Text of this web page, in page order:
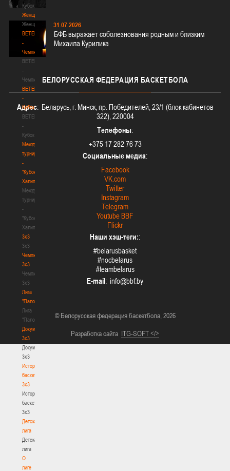
Кубок
Женщины
Женщины
BETERA
-
Чемпионат
BETERA
-
Чемпионат
BETERA
-
Кубок
BETERA
-
Кубок
Международный
турнир
-
"Кубок
Халипского"
Международный
турнир
-
"Кубок
Халипского"
3x3
3x3
Чемпионат
3х3
Чемпионат
3х3
Лига
"Палова"
Лига
"Палова"
Документы
3х3
Документы
3х3
История
баскетбола
3х3
История
баскетбола
3х3
Детская
лига
Детская
лига
О
лиге
31.07.2026
БФБ выражает соболезнования родным и близким
Михаила Курилика
БЕЛОРУССКАЯ ФЕДЕРАЦИЯ БАСКЕТБОЛА
Адрес: Беларусь, г. Минск, пр. Победителей, 23/1 (блок кабинетов
322), 220004
Телефоны:
+375 17 282 76 73
Социальные медиа:
Facebook
VK.com
Twitter
Instagram
Telegram
Youtube BBF
Flickr
Наши хэш-теги::
#belarusbasket
#nocbelarus
#teambelarus
E-mail:
© Белорусская федерация баскетбола, 2026
Разработка сайта ITG-SOFT </>